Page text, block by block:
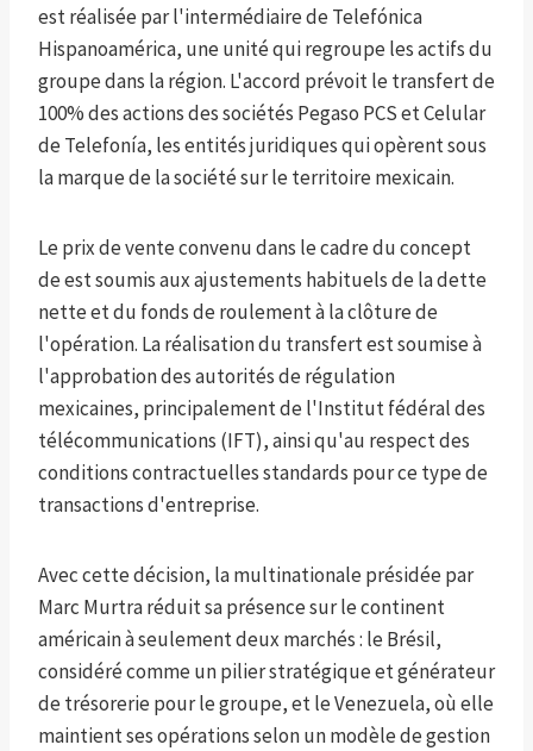
est réalisée par l'intermédiaire de Telefónica
Hispanoamérica, une unité qui regroupe les actifs du
groupe dans la région. L'accord prévoit le transfert de
100% des actions des sociétés Pegaso PCS et Celular
de Telefonía, les entités juridiques qui opèrent sous
la marque de la société sur le territoire mexicain.
Le prix de vente convenu dans le cadre du concept
de est soumis aux ajustements habituels de la dette
nette et du fonds de roulement à la clôture de
l'opération. La réalisation du transfert est soumise à
l'approbation des autorités de régulation
mexicaines, principalement de l'Institut fédéral des
télécommunications (IFT), ainsi qu'au respect des
conditions contractuelles standards pour ce type de
transactions d'entreprise.
Avec cette décision, la multinationale présidée par
Marc Murtra réduit sa présence sur le continent
américain à seulement deux marchés : le Brésil,
considéré comme un pilier stratégique et générateur
de trésorerie pour le groupe, et le Venezuela, où elle
maintient ses opérations selon un modèle de gestion